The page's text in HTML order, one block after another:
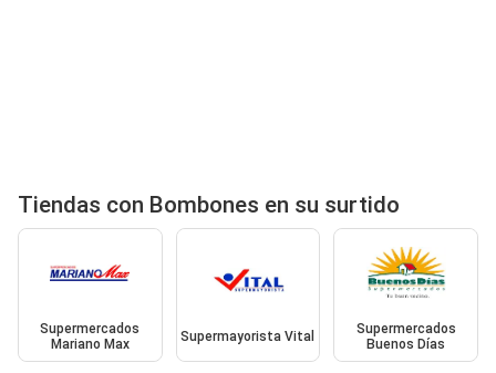
Tiendas con Bombones en su surtido
Supermercados
Mariano Max
Supermayorista Vital
Supermercados
Buenos Días